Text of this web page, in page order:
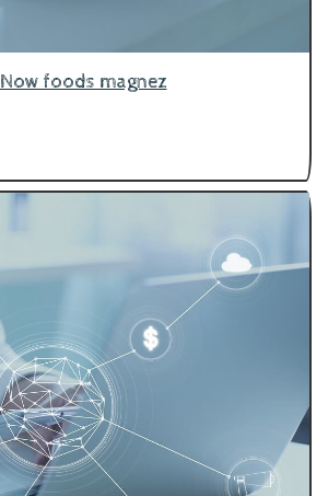
Now foods magnez